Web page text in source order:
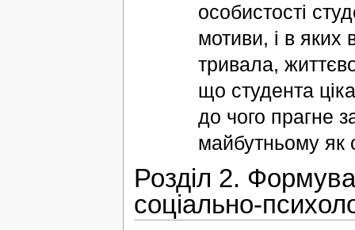
особистості
мотиви, і в яких
тривала,
що студента
до чого прагне
майбутньому як
Розділ 2.
соціально-